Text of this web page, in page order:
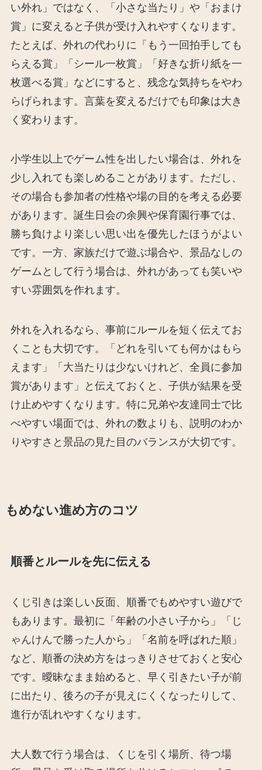
い外れ」ではなく、「小さな当たり」や「おまけ
賞」に変えると子供が受け入れやすくなります。
たとえば、外れの代わりに「もう一回拍手しても
らえる賞」「シール一枚賞」「好きな折り紙を一
枚選べる賞」などにすると、残念な気持ちをやわ
らげられます。言葉を変えるだけでも印象は大き
く変わります。
小学生以上でゲーム性を出したい場合は、外れを
少し入れても楽しめることがあります。ただし、
その場合も参加者の性格や場の目的を考える必要
があります。誕生日会の余興や保育園行事では、
勝ち負けより楽しい思い出を優先したほうがよい
です。一方、家族だけで遊ぶ場合や、景品なしの
ゲームとして行う場合は、外れがあっても笑いや
すい雰囲気を作れます。
外れを入れるなら、事前にルールを短く伝えてお
くことも大切です。「どれを引いても何かはもら
えます」「大当たりは少ないけれど、全員に参加
賞があります」と伝えておくと、子供が結果を受
け止めやすくなります。特に兄弟や友達同士で比
べやすい場面では、外れの数よりも、説明のわか
りやすさと景品の見た目のバランスが大切です。
もめない進め方のコツ
順番とルールを先に伝える
くじ引きは楽しい反面、順番でもめやすい遊びで
もあります。最初に「年齢の小さい子から」「じ
ゃんけんで勝った人から」「名前を呼ばれた順」
など、順番の決め方をはっきりさせておくと安心
です。曖昧なまま始めると、早く引きたい子が前
に出たり、後ろの子が見えにくくなったりして、
進行が乱れやすくなります。
大人数で行う場合は、くじを引く場所、待つ場